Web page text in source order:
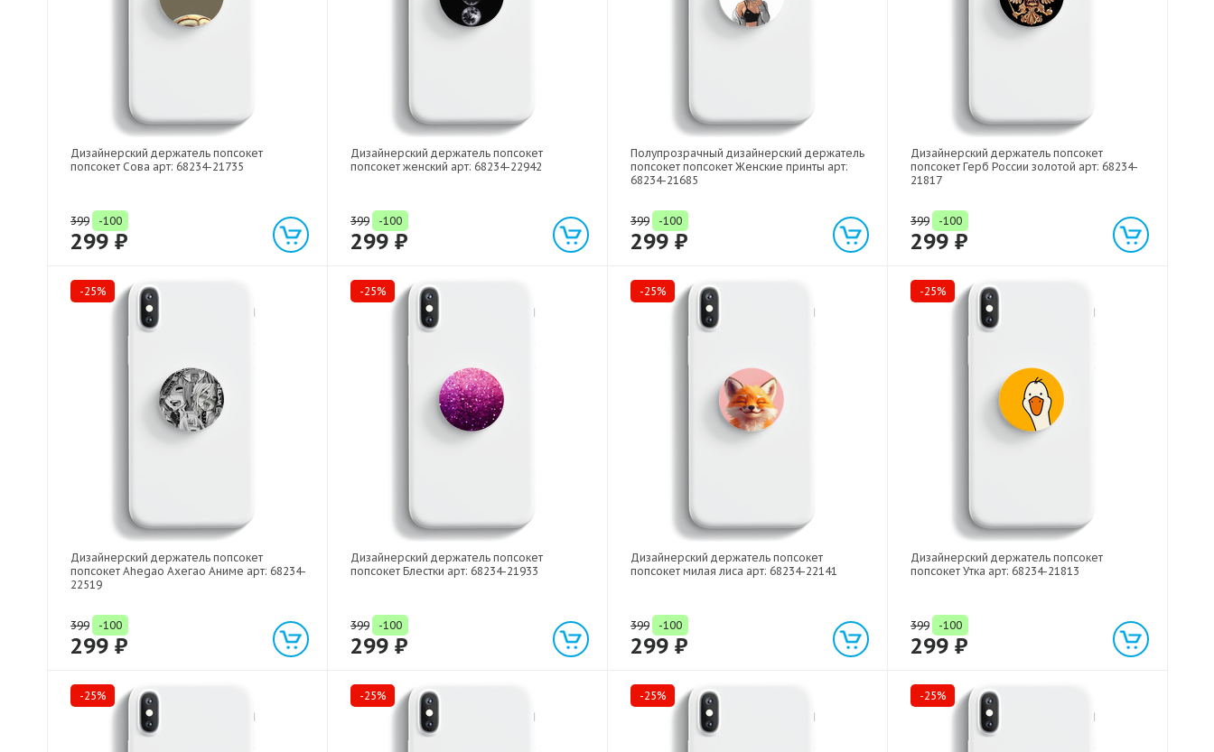
Дизайнерский держатель попсокет
попсокет Сова арт: 68234-21735
399 -100
299 ₽
Дизайнерский держатель попсокет
попсокет женский арт: 68234-22942
399 -100
299 ₽
Полупрозрачный дизайнерский держатель
попсокет попсокет Женские принты арт:
68234-21685
399 -100
299 ₽
Дизайнерский держатель попсокет
попсокет Герб России золотой арт: 68234-
21817
399 -100
299 ₽
-25%
Дизайнерский держатель попсокет
попсокет Ahegao Ахегао Аниме арт: 68234-
22519
399 -100
299 ₽
-25%
Дизайнерский держатель попсокет
попсокет Блестки арт: 68234-21933
399 -100
299 ₽
-25%
Дизайнерский держатель попсокет
попсокет милая лиса арт: 68234-22141
399 -100
299 ₽
-25%
Дизайнерский держатель попсокет
попсокет Утка арт: 68234-21813
399 -100
299 ₽
-25% -25% -25% -25%